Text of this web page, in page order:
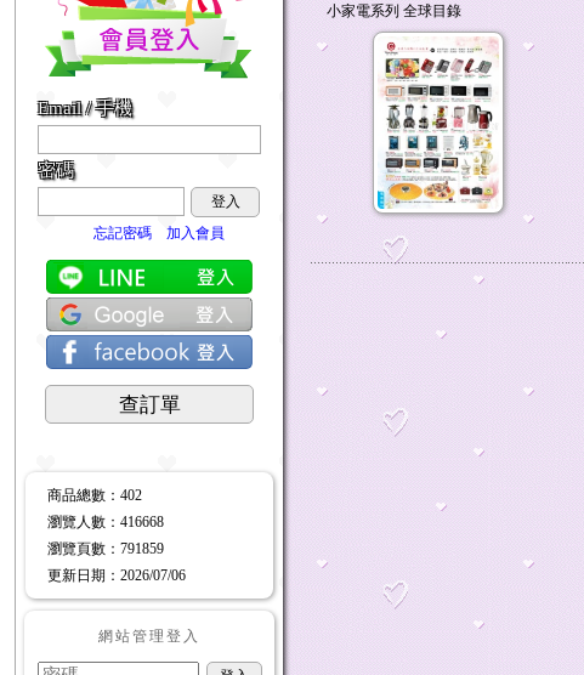
Email / 手機
密碼
登入
忘記密碼
加入會員
查訂單
商品總數 ：402
瀏覽人數 ：416668
瀏覽頁數 ：791859
更新日期 ：2026/07/06
網站管理登入
小家電系列 全球目錄